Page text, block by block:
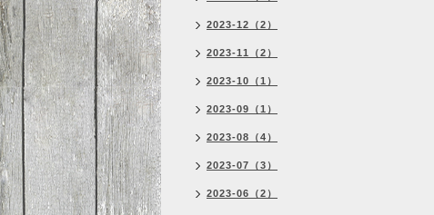
2023-12（2）
2023-11（2）
2023-10（1）
2023-09（1）
2023-08（4）
2023-07（3）
2023-06（2）